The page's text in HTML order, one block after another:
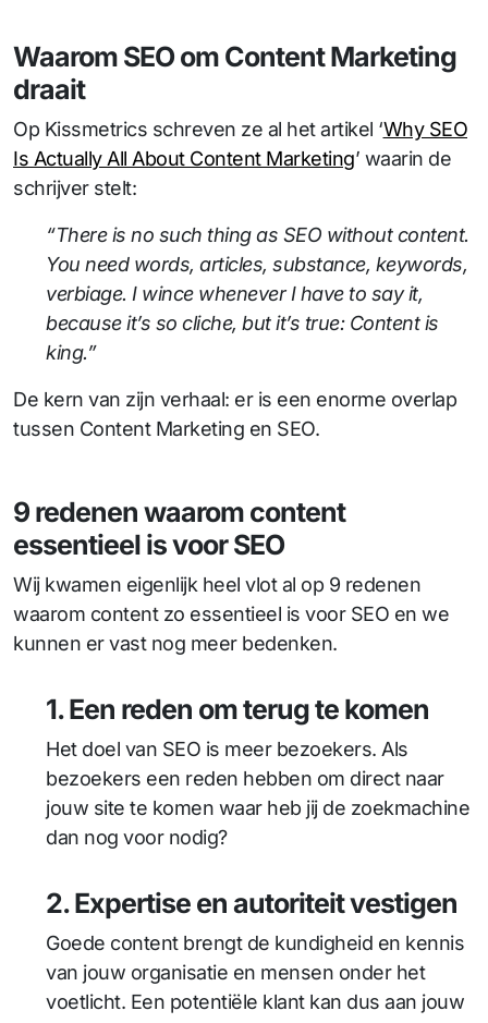
Waarom SEO om Content Marketing
draait
Op Kissmetrics schreven ze al het artikel ‘Why SEO
Is Actually All About Content Marketing’ waarin de
schrijver stelt:
“There is no such thing as SEO without content.
You need words, articles, substance, keywords,
verbiage. I wince whenever I have to say it,
because it’s so cliche, but it’s true: Content is
king.”
De kern van zijn verhaal: er is een enorme overlap
tussen Content Marketing en SEO.
9 redenen waarom content
essentieel is voor SEO
Wij kwamen eigenlijk heel vlot al op 9 redenen
waarom content zo essentieel is voor SEO en we
kunnen er vast nog meer bedenken.
1. Een reden om terug te komen
Het doel van SEO is meer bezoekers. Als
bezoekers een reden hebben om direct naar
jouw site te komen waar heb jij de zoekmachine
dan nog voor nodig?
2. Expertise en autoriteit vestigen
Goede content brengt de kundigheid en kennis
van jouw organisatie en mensen onder het
voetlicht. Een potentiële klant kan dus aan jouw